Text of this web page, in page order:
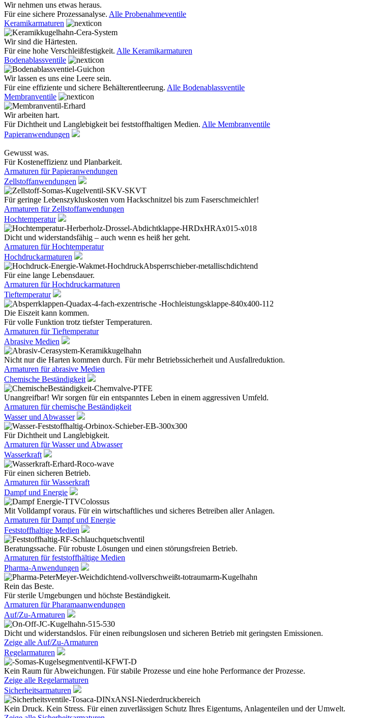
Wir nehmen uns etwas heraus.
Für eine sichere Prozessanalyse. Alle Probenahmeventile
Keramikarmaturen
Wir sind die Härtesten.
Für eine hohe Verschleißfestigkeit. Alle Keramikarmaturen
Bodenablassventile
Wir lassen es uns eine Leere sein.
Für eine effiziente und sichere Behälterentleerung. Alle Bodenablassventile
Membranventile
Wir arbeiten hart.
Für Dichtheit und Langlebigkeit bei feststoffhaltigen Medien. Alle Membranventile
Papieranwendungen
Gewusst was.
Für Kosteneffizienz und Planbarkeit.
Armaturen für Papieranwendungen
Zellstoffanwendungen
Für geringe Lebenszykluskosten vom Hackschnitzel bis zum Faserschmeichler!
Armaturen für Zellstoffanwendungen
Hochtemperatur
Dicht und widerstandsfähig – auch wenn es heiß her geht.
Armaturen für Hochtemperatur
Hochdruckarmaturen
Für eine lange Lebensdauer.
Armaturen für Hochdruckarmaturen
Tieftemperatur
Die Eiszeit kann kommen.
Für volle Funktion trotz tiefster Temperaturen.
Armaturen für Tieftemperatur
Abrasive Medien
Nicht nur die Harten kommen durch. Für mehr Betriebssicherheit und Ausfallreduktion.
Armaturen für abrasive Medien
Chemische Beständigkeit
Unangreifbar! Wir sorgen für ein entspanntes Leben in einem aggressiven Umfeld.
Armaturen für chemische Beständigkeit
Wasser und Abwasser
Für Dichtheit und Langlebigkeit.
Armaturen für Wasser und Abwasser
Wasserkraft
Für einen sicheren Betrieb.
Armaturen für Wasserkraft
Dampf und Energie
Mit Volldampf voraus. Für ein wirtschaftliches und sicheres Betreiben aller Anlagen.
Armaturen für Dampf und Energie
Feststoffhaltige Medien
Beratungssache. Für robuste Lösungen und einen störungsfreien Betrieb.
Armaturen für feststoffhältige Medien
Pharma-Anwendungen
Rein das Beste.
Für sterile Umgebungen und höchste Beständigkeit.
Armaturen für Pharamaanwendungen
Auf/Zu-Armaturen
Dicht und widerstandslos. Für einen reibungslosen und sicheren Betrieb mit geringsten Emissionen.
Zeige alle Auf/Zu-Armaturen
Regelarmaturen
Kein Raum für Abweichungen. Für stabile Prozesse und eine hohe Performance der Prozesse.
Zeige alle Regelarmaturen
Sicherheitsarmaturen
Kein Druck. Kein Stress. Für einen zuverlässigen Schutz Ihres Eigentums, Anlagenteilen und der Umwelt.